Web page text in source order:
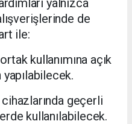
de
ile:
kullanımına açık
geçerli
kullanılabilecek.